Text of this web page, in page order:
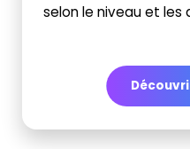
selon le niveau et